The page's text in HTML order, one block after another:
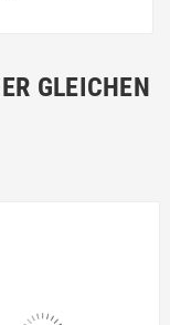
GLEICHEN